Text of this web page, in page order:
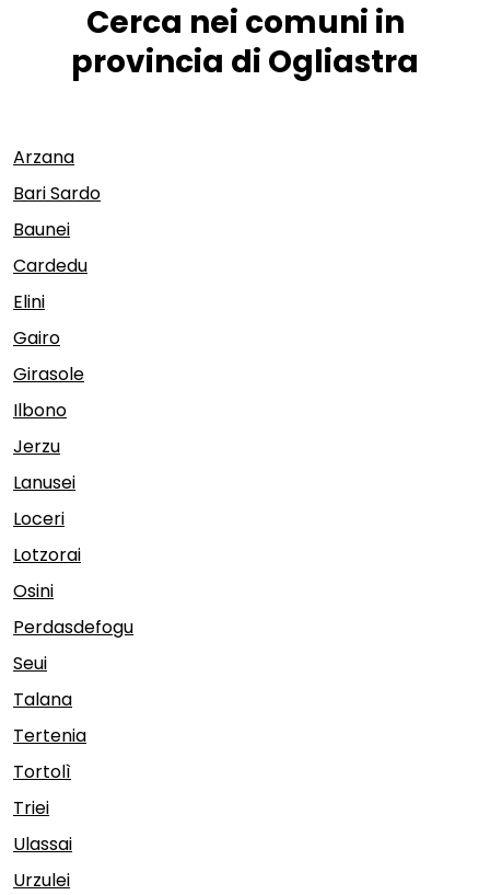
Cerca nei comuni in
provincia di Ogliastra
Arzana
Bari Sardo
Baunei
Cardedu
Elini
Gairo
Girasole
Ilbono
Jerzu
Lanusei
Loceri
Lotzorai
Osini
Perdasdefogu
Seui
Talana
Tertenia
Tortolì
Triei
Ulassai
Urzulei